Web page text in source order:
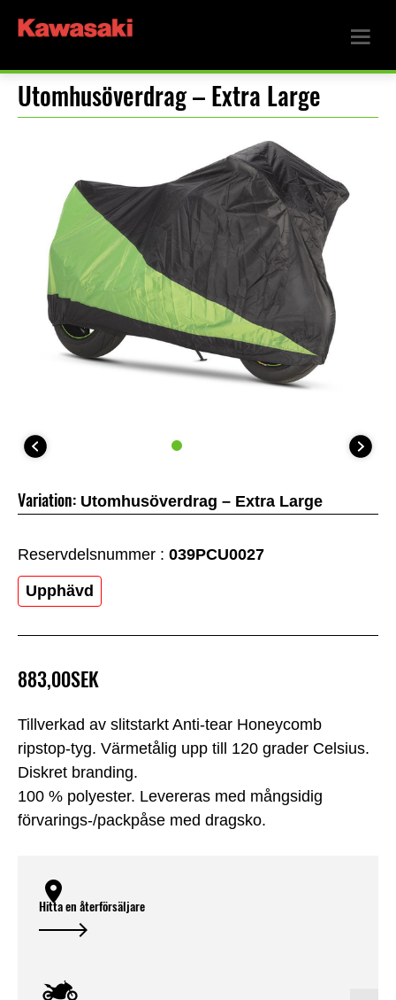
Utomhusöverdrag – Extra Large
Tillverkad av slitstarkt Anti-tear Honeycomb
ripstop-tyg. Värmetålig upp till 120 grader Celsius.
Diskret branding.
100 % polyester. Levereras med mångsidig
förvarings-/packpåse med dragsko.
883,00SEK
Variation: Utomhusöverdrag – Extra Large
Reservdelsnummer : 039PCU0027
Upphävd
Hitta en återförsäljare